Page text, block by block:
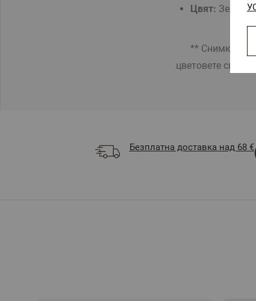
Цвят: Зелен
** Снимките са
цветовете
Безплатна доставка над 68 €